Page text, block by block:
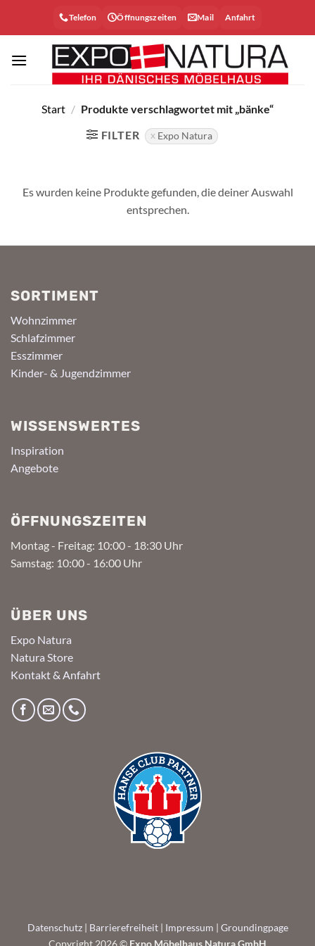
Telefon Öffnungszeiten Mail Anfahrt
Start / Produkte verschlagwortet mit „bänke“
FILTER
Expo Natura
Es wurden keine Produkte gefunden, die deiner Auswahl
entsprechen.
SORTIMENT
Wohnzimmer
Schlafzimmer
Esszimmer
Kinder- & Jugendzimmer
WISSENSWERTES
Inspiration
Angebote
ÖFFNUNGSZEITEN
Montag - Freitag: 10:00 - 18:30 Uhr
Samstag: 10:00 - 16:00 Uhr
ÜBER UNS
Expo Natura
Natura Store
Kontakt & Anfahrt
Datenschutz| Barrierefreiheit| Impressum | Groundingpage
Copyright 2026 © Expo Möbelhaus Natura GmbH